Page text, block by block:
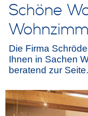
Schöne
Die Firma
Ihnen in Sachen
beratend zur Seite.